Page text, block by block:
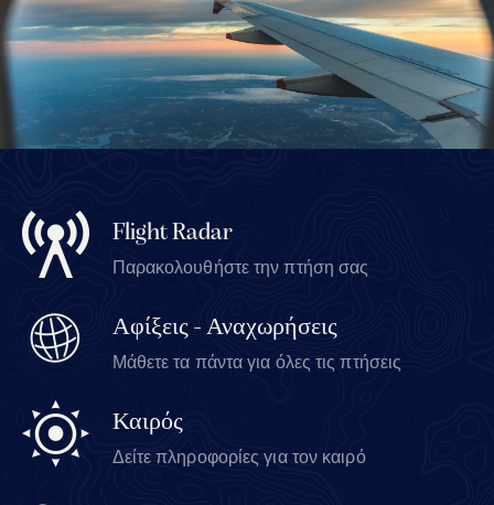
Flight Radar
Παρακολουθήστε την πτήση σας
Αφίξεις - Αναχωρήσεις
Μάθετε τα πάντα για όλες τις πτήσεις
Καιρός
Δείτε πληροφορίες για τον καιρό